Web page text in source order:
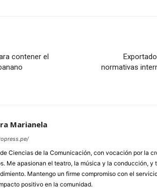
contener el
normativas
Marianela
Ciencias de la Comunicación, con vocación por la
Me apasionan el teatro, la música y la conducción, y
Mantengo un firme compromiso con el
positivo en la comunidad.